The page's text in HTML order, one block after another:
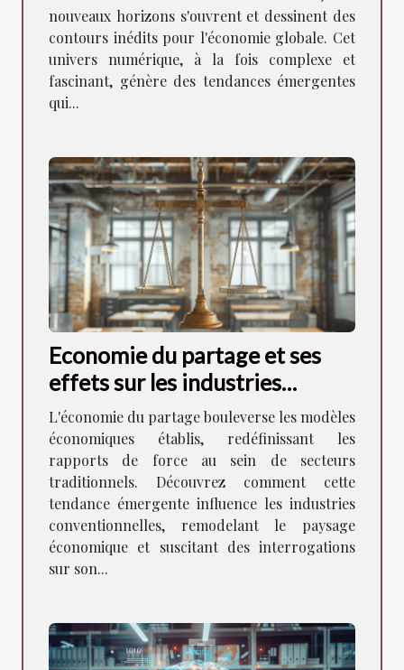
nouveaux horizons s'ouvrent et dessinent des
contours inédits pour l'économie globale. Cet
univers numérique, à la fois complexe et
fascinant, génère des tendances émergentes
qui...
Economie du partage et ses
effets sur les industries
traditionnelles Nouvelles
tendances et perspectives
L'économie du partage bouleverse les modèles
économiques établis, redéfinissant les
rapports de force au sein de secteurs
traditionnels. Découvrez comment cette
tendance émergente influence les industries
conventionnelles, remodelant le paysage
économique et suscitant des interrogations
sur son...